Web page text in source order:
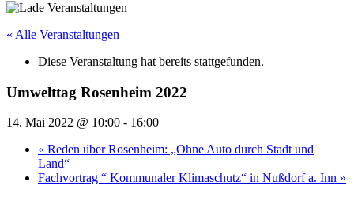
« Alle Veranstaltungen
Diese Veranstaltung hat bereits stattgefunden.
Umwelttag Rosenheim 2022
14. Mai 2022 @ 10:00 - 16:00
« Reden über Rosenheim: „Ohne Auto durch Stadt und
Land“
Fachvortrag “ Kommunaler Klimaschutz“ in Nußdorf a. Inn »